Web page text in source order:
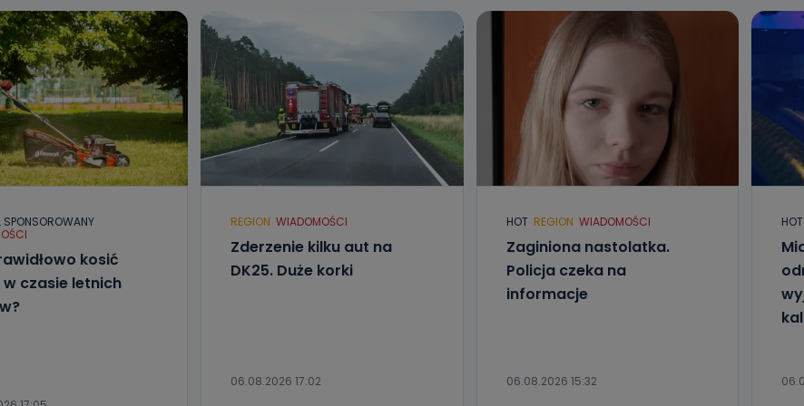
SPONSOROWANY
kosić
czasie letnich
REGION WIADOMOŚCI
Zderzenie kilku aut na
DK25. Duże korki
06.08.2026 17:02
HOT REGION WIADOMOŚCI
Zaginiona nastolatka.
Policja czeka na
informacje
06.08.2026 15:32
HOT